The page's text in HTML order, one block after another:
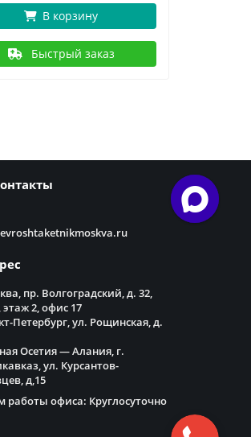
В корзину
Быстрый заказ
пр. Волгоградский, д. 32,
этаж 2, офис 17
Петербург, ул. Рощинская, д.
Осетия — Алания, г.
ул. Курсантов-
д,15
работы офиса: Круглосуточно